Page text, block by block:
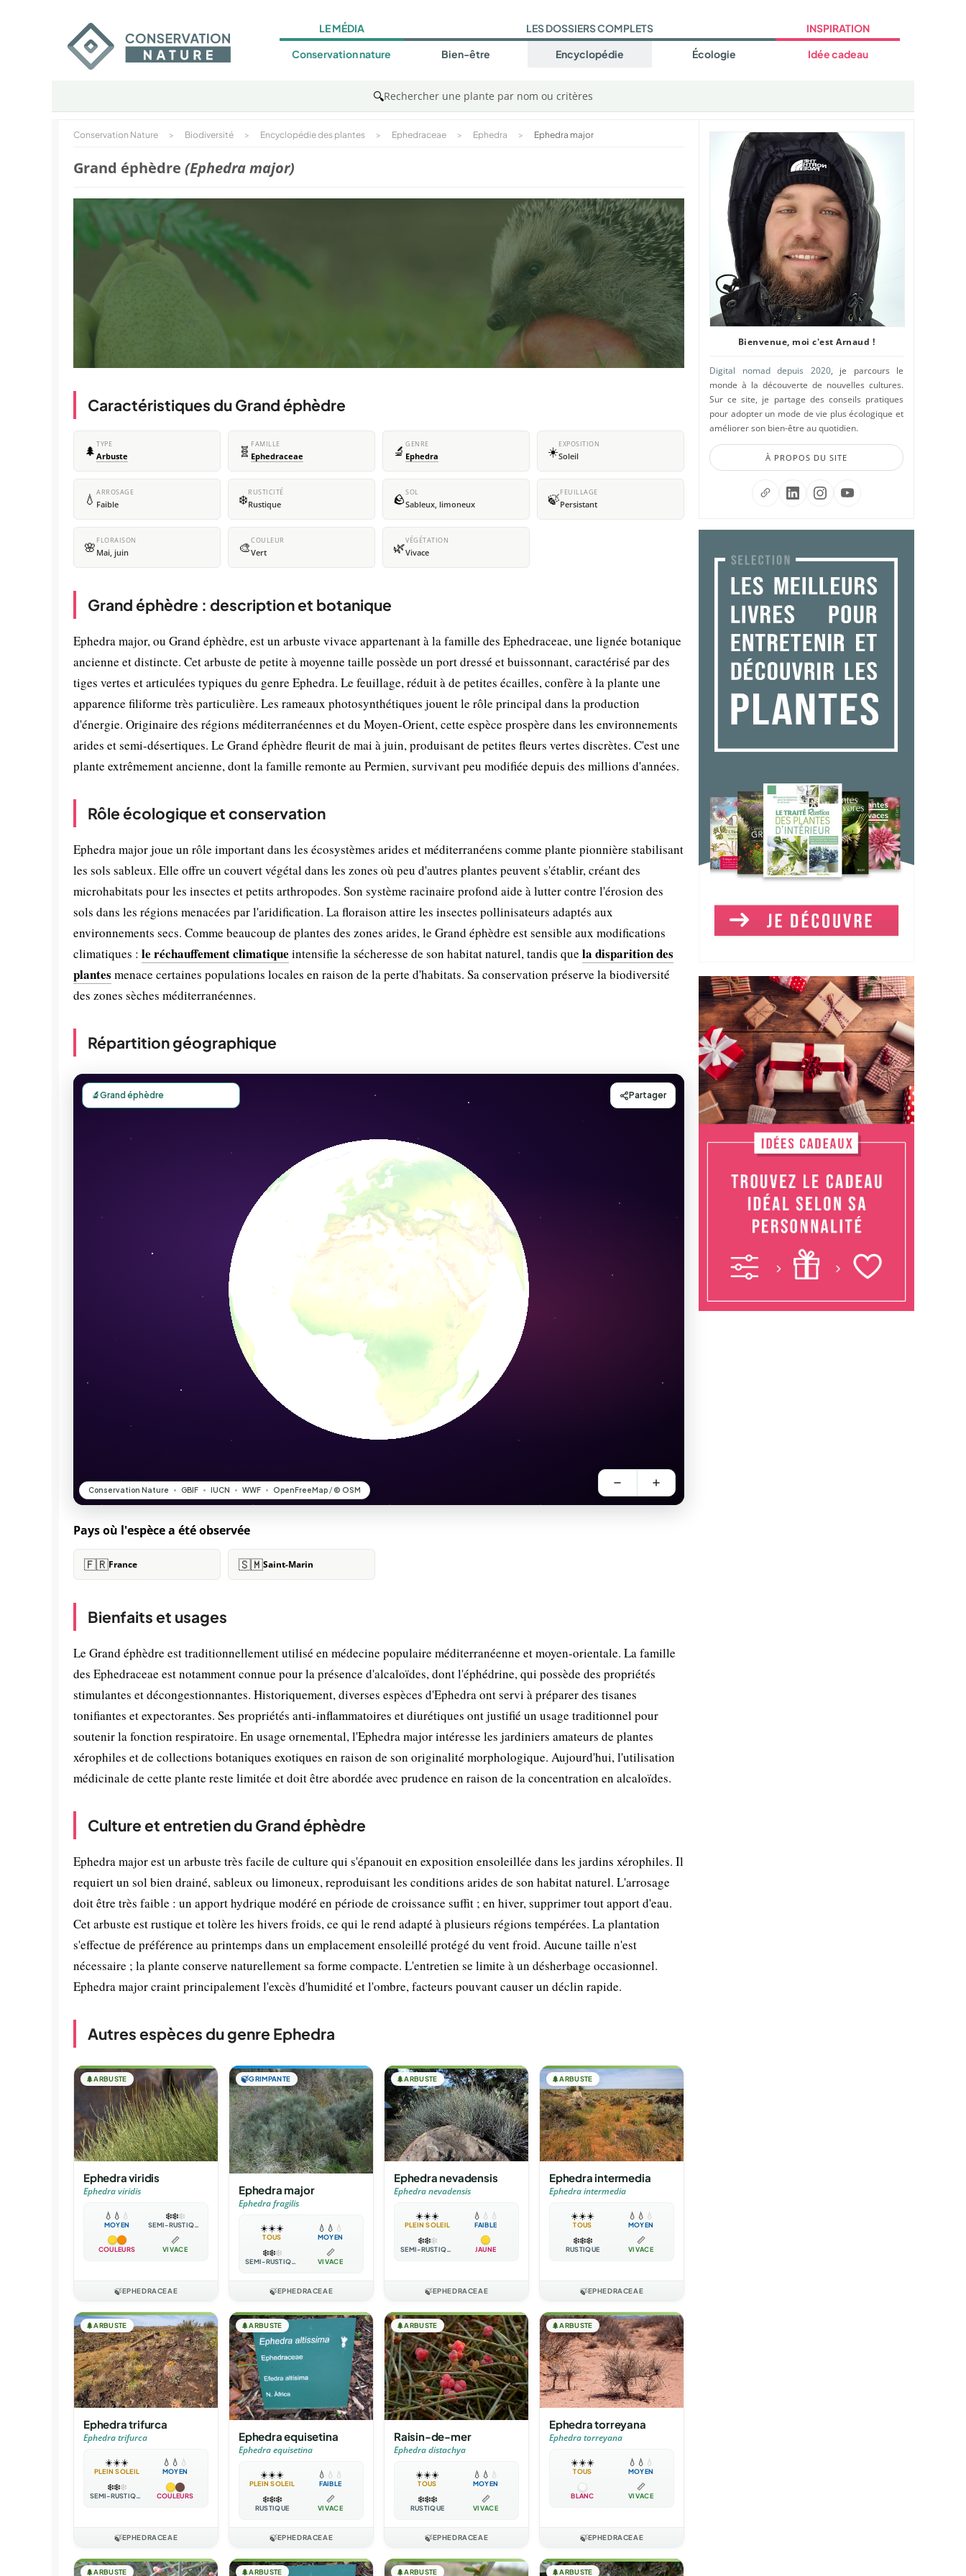
LE MÉDIA
Conservation nature
LES DOSSIERS COMPLETS
Bien-être Encyclopédie Écologie
INSPIRATION
Idée cadeau
🔍Rechercher une plante par nom ou critères
Conservation Nature > Biodiversité > Encyclopédie des plantes > Ephedraceae > Ephedra > Ephedra major
Grand éphèdre (Ephedra major)
Caractéristiques du Grand éphèdre
🌲 TYPE
Arbuste 🧬 FAMILLE
Ephedraceae 🔬 GENRE
Ephedra ☀️EXPOSITION
Soleil
💧 ARROSAGE
Faible ❄️RUSTICITÉ
Rustique 🪨SOL
Sableux, limoneux 🍃FEUILLAGE
Persistant
🌸 FLORAISON
Mai, juin 🎨COULEUR
Vert 🌿VÉGÉTATION
Vivace
Grand éphèdre : description et botanique
Ephedra major, ou Grand éphèdre, est un arbuste vivace appartenant à la famille des Ephedraceae, une lignée botanique
ancienne et distincte. Cet arbuste de petite à moyenne taille possède un port dressé et buissonnant, caractérisé par des
tiges vertes et articulées typiques du genre Ephedra. Le feuillage, réduit à de petites écailles, confère à la plante une
apparence filiforme très particulière. Les rameaux photosynthétiques jouent le rôle principal dans la production
d'énergie. Originaire des régions méditerranéennes et du Moyen-Orient, cette espèce prospère dans les environnements
arides et semi-désertiques. Le Grand éphèdre fleurit de mai à juin, produisant de petites fleurs vertes discrètes. C'est une
plante extrêmement ancienne, dont la famille remonte au Permien, survivant peu modifiée depuis des millions d'années.
Rôle écologique et conservation
Ephedra major joue un rôle important dans les écosystèmes arides et méditerranéens comme plante pionnière stabilisant
les sols sableux. Elle offre un couvert végétal dans les zones où peu d'autres plantes peuvent s'établir, créant des
microhabitats pour les insectes et petits arthropodes. Son système racinaire profond aide à lutter contre l'érosion des
sols dans les régions menacées par l'aridification. La floraison attire les insectes pollinisateurs adaptés aux
environnements secs. Comme beaucoup de plantes des zones arides, le Grand éphèdre est sensible aux modifications
climatiques : le réchauffement climatique intensifie la sécheresse de son habitat naturel, tandis que la disparition des
plantes menace certaines populations locales en raison de la perte d'habitats. Sa conservation préserve la biodiversité
des zones sèches méditerranéennes.
Répartition géographique
Pays où l'espèce a été observée
🇫🇷France 🇸🇲Saint-Marin
Bienfaits et usages
Le Grand éphèdre est traditionnellement utilisé en médecine populaire méditerranéenne et moyen-orientale. La famille
des Ephedraceae est notamment connue pour la présence d'alcaloïdes, dont l'éphédrine, qui possède des propriétés
stimulantes et décongestionnantes. Historiquement, diverses espèces d'Ephedra ont servi à préparer des tisanes
tonifiantes et expectorantes. Ses propriétés anti-inflammatoires et diurétiques ont justifié un usage traditionnel pour
soutenir la fonction respiratoire. En usage ornemental, l'Ephedra major intéresse les jardiniers amateurs de plantes
xérophiles et de collections botaniques exotiques en raison de son originalité morphologique. Aujourd'hui, l'utilisation
médicinale de cette plante reste limitée et doit être abordée avec prudence en raison de la concentration en alcaloïdes.
Culture et entretien du Grand éphèdre
Ephedra major est un arbuste très facile de culture qui s'épanouit en exposition ensoleillée dans les jardins xérophiles. Il
requiert un sol bien drainé, sableux ou limoneux, reproduisant les conditions arides de son habitat naturel. L'arrosage
doit être très faible : un apport hydrique modéré en période de croissance suffit ; en hiver, supprimer tout apport d'eau.
Cet arbuste est rustique et tolère les hivers froids, ce qui le rend adapté à plusieurs régions tempérées. La plantation
s'effectue de préférence au printemps dans un emplacement ensoleillé protégé du vent froid. Aucune taille n'est
nécessaire ; la plante conserve naturellement sa forme compacte. L'entretien se limite à un désherbage occasionnel.
Ephedra major craint principalement l'excès d'humidité et l'ombre, facteurs pouvant causer un déclin rapide.
Autres espèces du genre Ephedra
🌲ARBUSTE
Ephedra viridis
Ephedra viridis
💧 💧 💧
MOYEN
❄️❄️❄️
SEMI-RUSTIQUE
COULEURS
📏
VIVACE
🍃EPHEDRACEAE
🍃GRIMPANTE
Ephedra major
Ephedra fragilis
☀️☀️☀️
TOUS
💧 💧 💧
MOYEN
❄️❄️❄️
SEMI-RUSTIQUE
📏
VIVACE
🍃EPHEDRACEAE
🌲ARBUSTE
Ephedra nevadensis
Ephedra nevadensis
☀️☀️☀️
PLEIN SOLEIL
💧 💧 💧
FAIBLE
❄️❄️❄️
SEMI-RUSTIQUE JAUNE
🍃EPHEDRACEAE
🌲ARBUSTE
Ephedra intermedia
Ephedra intermedia
☀️☀️☀️
TOUS
💧 💧 💧
MOYEN
❄️❄️❄️
RUSTIQUE
📏
VIVACE
🍃EPHEDRACEAE
🌲ARBUSTE
Ephedra trifurca
Ephedra trifurca
☀️☀️☀️
PLEIN SOLEIL
💧 💧 💧
MOYEN
❄️❄️❄️
SEMI-RUSTIQUE COULEURS
🍃EPHEDRACEAE
🌲ARBUSTE
Ephedra equisetina
Ephedra equisetina
☀️☀️☀️
PLEIN SOLEIL
💧 💧 💧
FAIBLE
❄️❄️❄️
RUSTIQUE
📏
VIVACE
🍃EPHEDRACEAE
🌲ARBUSTE
Raisin-de-mer
Ephedra distachya
☀️☀️☀️
TOUS
💧 💧 💧
MOYEN
❄️❄️❄️
RUSTIQUE
📏
VIVACE
🍃EPHEDRACEAE
🌲ARBUSTE
Ephedra torreyana
Ephedra torreyana
☀️☀️☀️
TOUS
💧 💧 💧
MOYEN
BLANC
📏
VIVACE
🍃EPHEDRACEAE
🌲ARBUSTE 🌲ARBUSTE 🌲ARBUSTE 🌲ARBUSTE
Bienvenue, moi c'est Arnaud !
Digital nomad depuis 2020, je parcours le
monde à la découverte de nouvelles cultures.
Sur ce site, je partage des conseils pratiques
pour adopter un mode de vie plus écologique et
améliorer son bien-être au quotidien.
À PROPOS DU SITE